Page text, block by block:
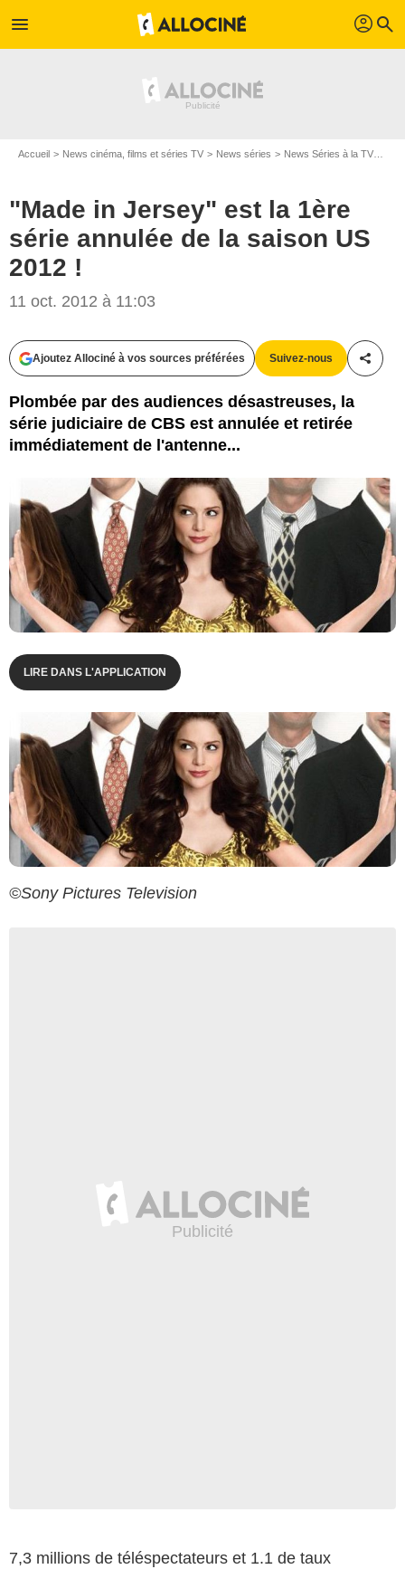
menu profil search
Accueil News cinéma, films et séries TV News séries News Séries à la TV
"Made in Jersey" est la 1ère
série annulée de la saison US
2012 !
11 oct. 2012 à 11:03
Ajoutez Allociné à vos sources préférées Suivez-nous
Plombée par des audiences désastreuses, la
série judiciaire de CBS est annulée et retirée
immédiatement de l'antenne...
LIRE DANS L'APPLICATION
©Sony Pictures Television
7,3 millions de téléspectateurs et 1.1 de taux